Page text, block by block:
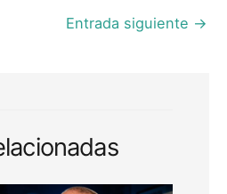
Entrada siguiente →